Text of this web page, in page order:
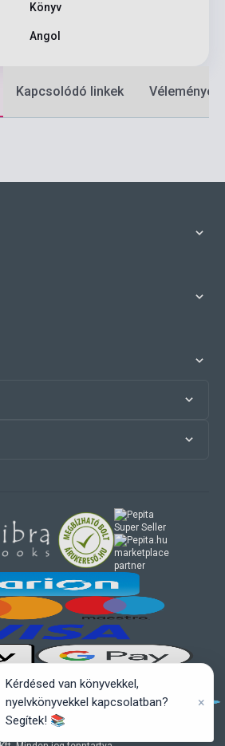
Könyv
Angol
Kapcsolódó linkek Vélemények
marketplace
partner
Kérdésed van könyvekkel,
nyelvkönyvekkel kapcsolatban?
Segítek! 📚
×